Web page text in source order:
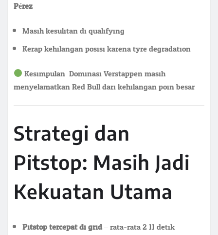
Pérez:
Masih kesulitan di qualifying
Kerap kehilangan posisi karena tyre degradation
Kesimpulan: Dominasi Verstappen masih
menyelamatkan Red Bull dari kehilangan poin besar.
Strategi dan
Pitstop: Masih Jadi
Kekuatan Utama
Pitstop tercepat di grid– rata-rata 2.11 detik